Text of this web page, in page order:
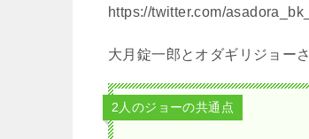
https://twitter.com/
大月錠一郎とオダギリジョー
2人のジョーの共通点